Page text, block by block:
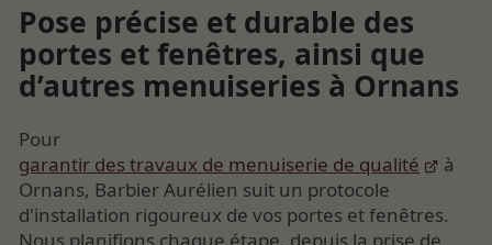
Pose précise et durable des
portes et fenêtres, ainsi que
d’autres menuiseries à Ornans
Pour
garantir des travaux de menuiserie de qualité
à
Ornans, Barbier Aurélien suit un protocole
d'installation rigoureux de vos portes et fenêtres.
Nous planifions chaque étape, depuis la prise de